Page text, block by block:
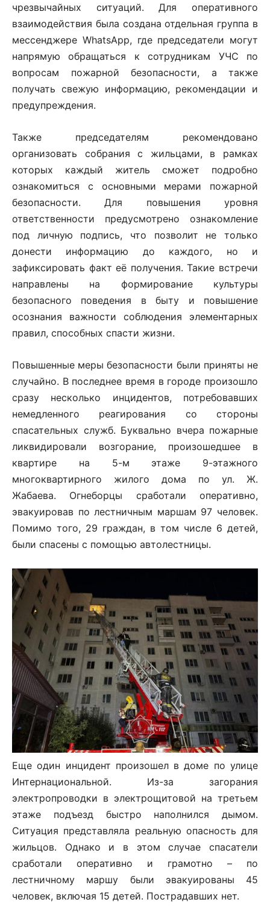
чрезвычайных ситуаций. Для оперативного
взаимодействия была создана отдельная группа в
мессенджере WhatsApp, где председатели могут
напрямую обращаться к сотрудникам УЧС по
вопросам пожарной безопасности, а также
получать свежую информацию, рекомендации и
предупреждения.
Также председателям рекомендовано
организовать собрания с жильцами, в рамках
которых каждый житель сможет подробно
ознакомиться с основными мерами пожарной
безопасности. Для повышения уровня
ответственности предусмотрено ознакомление
под личную подпись, что позволит не только
донести информацию до каждого, но и
зафиксировать факт её получения. Такие встречи
направлены на формирование культуры
безопасного поведения в быту и повышение
осознания важности соблюдения элементарных
правил, способных спасти жизни.
Повышенные меры безопасности были приняты не
случайно. В последнее время в городе произошло
сразу несколько инцидентов, потребовавших
немедленного реагирования со стороны
спасательных служб. Буквально вчера пожарные
ликвидировали возгорание, произошедшее в
квартире на 5-м этаже 9-этажного
многоквартирного жилого дома по ул. Ж.
Жабаева. Огнеборцы сработали оперативно,
эвакуировав по лестничным маршам 97 человек.
Помимо того, 29 граждан, в том числе 6 детей,
были спасены с помощью автолестницы.
Еще один инцидент произошел в доме по улице
Интернациональной. Из-за загорания
электропроводки в электрощитовой на третьем
этаже подъезд быстро наполнился дымом.
Ситуация представляла реальную опасность для
жильцов. Однако и в этом случае спасатели
сработали оперативно и грамотно – по
лестничному маршу были эвакуированы 45
человек, включая 15 детей. Пострадавших нет.